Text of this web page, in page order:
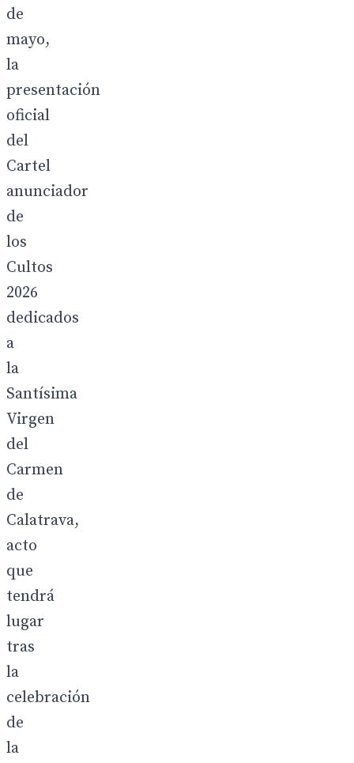
de
mayo,
la
presentación
oficial
del
Cartel
anunciador
de
los
Cultos
2026
dedicados
a
la
Santísima
Virgen
del
Carmen
de
Calatrava,
acto
que
tendrá
lugar
tras
la
celebración
de
la